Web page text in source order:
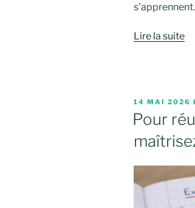
s’apprennent.
Lire la suite
PUBLIÉ
LE
14 MAI 2026
Pour